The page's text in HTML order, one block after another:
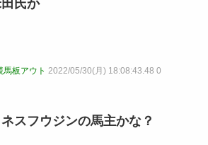
氏か
板アウト 2022/05/30(月) 18:08:43.48 0
スフウジンの馬主かな？